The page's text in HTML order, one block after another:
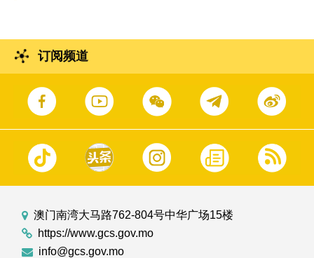
订阅频道
澳门南湾大马路762-804号中华广场15楼
https://www.gcs.gov.mo
info@gcs.gov.mo